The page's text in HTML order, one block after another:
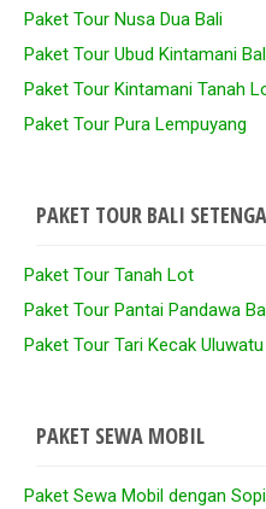
Paket Tour Nusa Dua Bali
Paket Tour Ubud Kintamani
Paket Tour Kintamani Tanah
Paket Tour Pura Lempuyang
PAKET TOUR BALI
Paket Tour Tanah Lot
Paket Tour Pantai Pandawa
Paket Tour Tari Kecak Uluwatu
PAKET SEWA MOBIL
Paket Sewa Mobil dengan